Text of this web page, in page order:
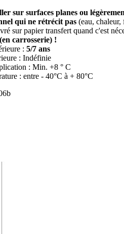
sur surfaces planes ou
qui ne rétrécit pas (eau,
sur papier transfert quand c'est
carrosserie) !
: 5/7 ans
: Indéfinie
: Min. +8 ° C
: entre - 40°C à + 80°C